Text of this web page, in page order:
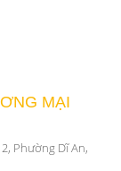
MẠI
Phường Dĩ An,